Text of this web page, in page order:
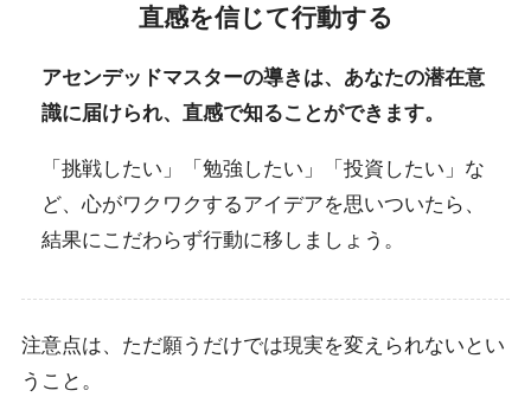
直感を信じて行動する
アセンデッドマスターの導きは、あなたの潜在意
識に届けられ、直感で知ることができます。
「挑戦したい」「勉強したい」「投資したい」な
ど、心がワクワクするアイデアを思いついたら、
結果にこだわらず行動に移しましょう。
注意点は、ただ願うだけでは現実を変えられないとい
うこと。